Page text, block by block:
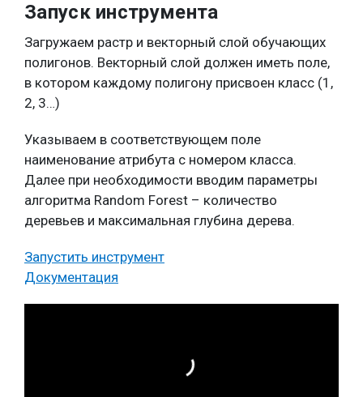
Запуск инструмента
Загружаем растр и векторный слой обучающих
полигонов. Векторный слой должен иметь поле,
в котором каждому полигону присвоен класс (1,
2, 3…)
Указываем в соответствующем поле
наименование атрибута с номером класса.
Далее при необходимости вводим параметры
алгоритма Random Forest – количество
деревьев и максимальная глубина дерева.
Запустить инструмент
Документация